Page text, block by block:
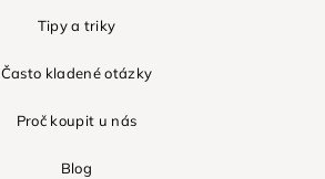
Tipy a triky
Často kladené otázky
Proč koupit u nás
Blog